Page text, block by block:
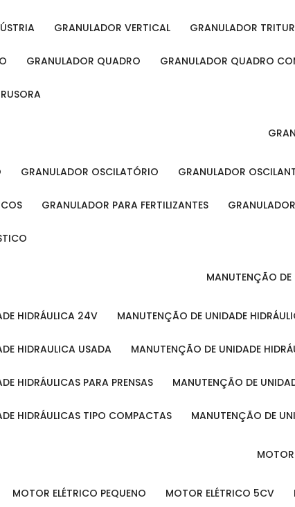
GRANULADOR VERTICAL GRANULADOR
GRANULADOR QUADRO GRANULADOR QUADRO
GRANULADOR OSCILATÓRIO GRANULADOR
GRANULADOR PARA FERTILIZANTES
MANUTENÇÃO
HIDRÁULICA 24V MANUTENÇÃO DE UNIDADE
HIDRAULICA USADA MANUTENÇÃO DE UNIDADE
HIDRÁULICAS PARA PRENSAS MANUTENÇÃO DE
HIDRÁULICAS TIPO COMPACTAS MANUTENÇÃO DE
MOTOR ELÉTRICO PEQUENO MOTOR ELÉTRICO 5CV